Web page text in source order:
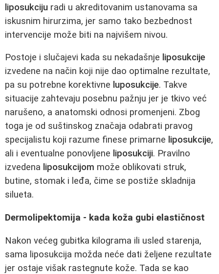
liposukciju radi u akreditovanim ustanovama sa
iskusnim hirurzima, jer samo tako bezbednost
intervencije može biti na najvišem nivou.
Postoje i slučajevi kada su nekadašnje liposukcije
izvedene na način koji nije dao optimalne rezultate,
pa su potrebne korektivne luposukcije. Takve
situacije zahtevaju posebnu pažnju jer je tkivo već
narušeno, a anatomski odnosi promenjeni. Zbog
toga je od suštinskog značaja odabrati pravog
specijalistu koji razume finese primarne liposukcije,
ali i eventualne ponovljene liposukciji. Pravilno
izvedena liposukcijom može oblikovati struk,
butine, stomak i leđa, čime se postiže skladnija
silueta.
Dermolipektomija - kada koža gubi elastičnost
Nakon većeg gubitka kilograma ili usled starenja,
sama liposukcija možda neće dati željene rezultate
jer ostaje višak rastegnute kože. Tada se kao